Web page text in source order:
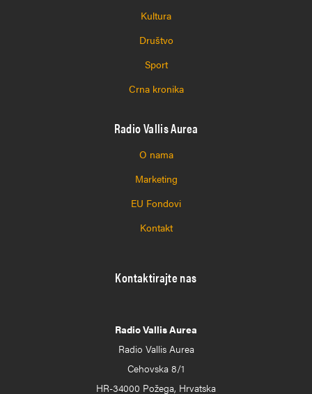
Kultura
Društvo
Sport
Crna kronika
Radio Vallis Aurea
O nama
Marketing
EU Fondovi
Kontakt
Kontaktirajte nas
Radio Vallis Aurea
Radio Vallis Aurea
Cehovska 8/1
HR-34000 Požega, Hrvatska